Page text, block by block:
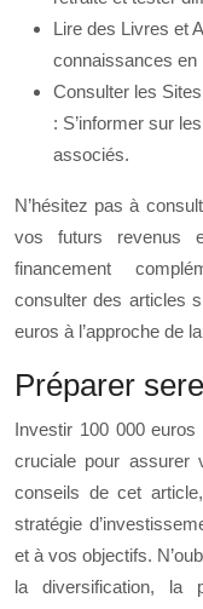
Lire des Livres et
connaissances en
Consulter les
: S’informer sur
associés.
N’hésitez pas à
vos futurs revenus
financement
consulter des articles
euros à l’approche de
Préparer
Investir 100 000 euros
cruciale pour assurer
conseils de cet
stratégie
et à vos objectifs.
la diversification, la